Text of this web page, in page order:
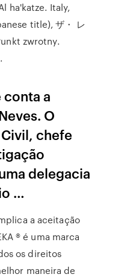
ha'katze. Italy,
title), ザ・ レ
zwrotny.
conta a
O
chefe
delegacia
…
a aceitação
® é uma marca
os direitos
maneira de